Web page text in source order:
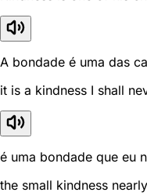
A bondade é uma das
it is a kindness I shall
é uma bondade que eu
the small kindness